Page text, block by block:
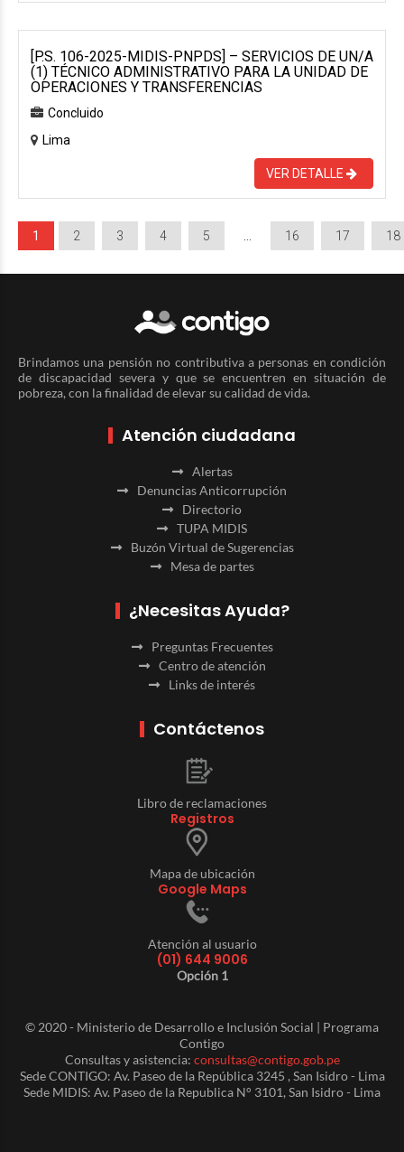
[P.S. 106-2025-MIDIS-PNPDS] – SERVICIOS DE UN/A
(1) TÉCNICO ADMINISTRATIVO PARA LA UNIDAD DE
OPERACIONES Y TRANSFERENCIAS
Concluido
Lima
VER DETALLE
1 2 3 4 5 16 17 18
Brindamos una pensión no contributiva a personas en condición
de discapacidad severa y que se encuentren en situación de
pobreza, con la finalidad de elevar su calidad de vida.
Atención ciudadana
Alertas
Denuncias Anticorrupción
Directorio
TUPA MIDIS
Buzón Virtual de Sugerencias
Mesa de partes
¿Necesitas Ayuda?
Preguntas Frecuentes
Centro de atención
Links de interés
Contáctenos
Libro de reclamaciones
Registros
Mapa de ubicación
Google Maps
Atención al usuario
(01) 644 9006
Opción 1
© 2020 - Ministerio de Desarrollo e Inclusión Social | Programa
Contigo
Consultas y asistencia: consultas@contigo.gob.pe
Sede CONTIGO: Av. Paseo de la República 3245 , San Isidro - Lima
Sede MIDIS: Av. Paseo de la Republica N° 3101, San Isidro - Lima